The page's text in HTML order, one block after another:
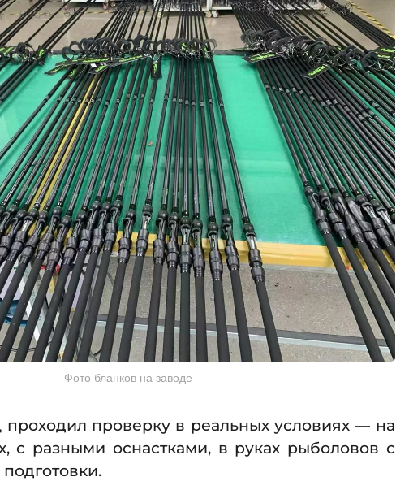
Фото бланков на заводе
проверку в реальных условиях — на
с разными оснастками, в руках рыболовов с